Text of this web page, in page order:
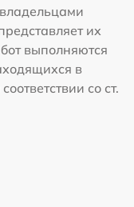
их
выполняются
в
со ст.